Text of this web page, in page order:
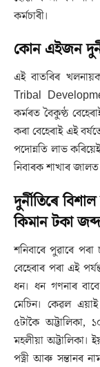
কৰ্মচাৰী।
কোন এইজন
এই বাতৰিৰ
Tribal
কৰ্মৰত বৈকুণ্ঠ
কৰা বেহেৰাই এই
পদোন্নতি লাভ
নিবাৰক শাখাৰ
দুৰ্নীতিৰে
কিমান টকা
শনিবাৰে পুৱাৰে
বেহেৰাৰ পৰা এই
ধন। ধন গণনাৰ
মেচিন। কেৱল এয়াই
৫টাকৈ অট্টালিকা,
মহলীয়া অট্টালিকা।
পত্নী আৰু সন্তানৰ